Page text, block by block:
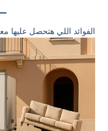
الفوائد اللي هتحصل عليها معانا